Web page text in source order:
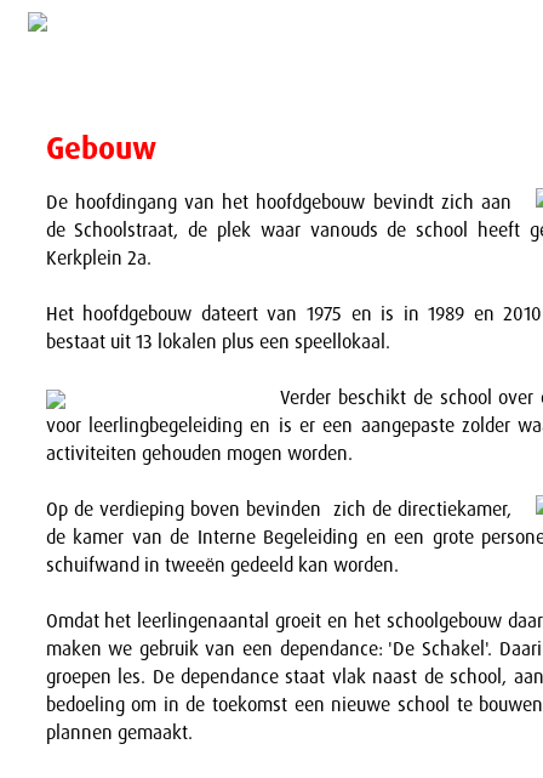
Gebouw
De hoofdingang van het hoofdgebouw bevindt zich aan
de Schoolstraat, de plek waar vanouds de school heeft
Kerkplein 2a.
Het hoofdgebouw dateert van 1975 en is in 1989 en
bestaat uit 13 lokalen plus een speellokaal.
Verder beschikt de school
voor leerlingbegeleiding en is er een aangepaste zolder
activiteiten gehouden mogen worden.
Op de verdieping boven bevinden zich de directiekamer,
de kamer van de Interne Begeleiding en een grote
schuifwand in tweeën gedeeld kan worden.
Omdat het leerlingenaantal groeit en het schoolgebouw
maken we gebruik van een dependance: 'De Schakel'.
groepen les. De dependance staat vlak naast de school,
bedoeling om in de toekomst een nieuwe school te
plannen gemaakt.